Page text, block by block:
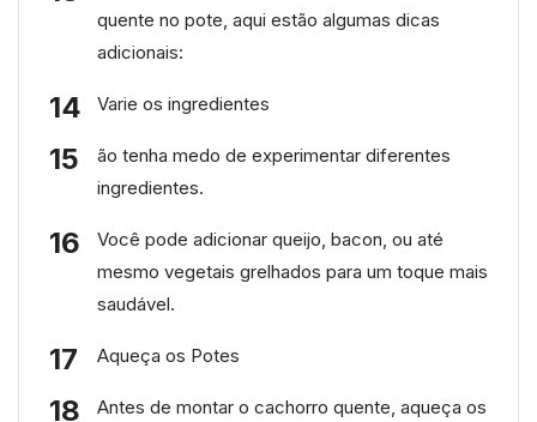
quente no pote, aqui estão algumas dicas
adicionais:
Varie os ingredientes
ão tenha medo de experimentar diferentes
ingredientes.
Você pode adicionar queijo, bacon, ou até
mesmo vegetais grelhados para um toque mais
saudável.
Aqueça os Potes
Antes de montar o cachorro quente, aqueça os